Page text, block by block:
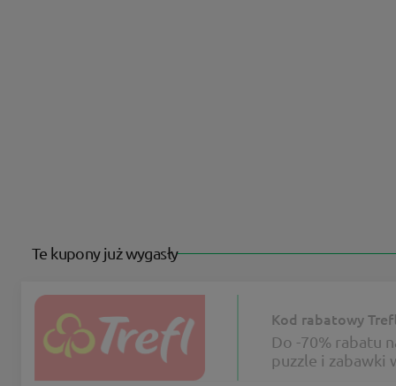
Te kupony już wygasły
Kod rabatowy
Do -70% rabatu
puzzle i zabawki